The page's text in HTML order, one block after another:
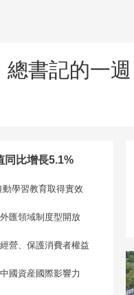
總書記的一
同比增長5.1%
動學習教育取得實效
匯領域制度型開放
營、保護消費者權益
國資産國際影響力